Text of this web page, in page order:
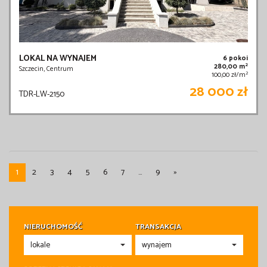
LOKAL NA WYNAJEM
Szczecin, Centrum
6 pokoi
280,00 m2
100,00 zł/m2
TDR-LW-2150 28 000 zł
1 2 3 4 5 6 7 ... 9 »
NIERUCHOMOŚĆ TRANSAKCJA